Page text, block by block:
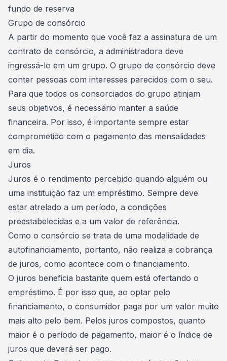
fundo de reserva
Grupo de consórcio
A partir do momento que você faz a assinatura de um
contrato de consórcio, a administradora deve
ingressá-lo em um grupo. O grupo de consórcio deve
conter pessoas com interesses parecidos com o seu.
Para que todos os consorciados do grupo atinjam
seus objetivos, é necessário manter a saúde
financeira. Por isso, é importante sempre estar
comprometido com o pagamento das mensalidades
em dia.
‍Juros
Juros é o rendimento percebido quando alguém ou
uma instituição faz um empréstimo. Sempre deve
estar atrelado a um período, a condições
preestabelecidas e a um valor de referência.
Como o consórcio se trata de uma modalidade de
autofinanciamento, portanto, não realiza a cobrança
de juros, como acontece com o financiamento.
O juros beneficia bastante quem está ofertando o
empréstimo. É por isso que, ao optar pelo
financiamento, o consumidor paga por um valor muito
mais alto pelo bem. Pelos juros compostos, quanto
maior é o período de pagamento, maior é o índice de
juros que deverá ser pago.